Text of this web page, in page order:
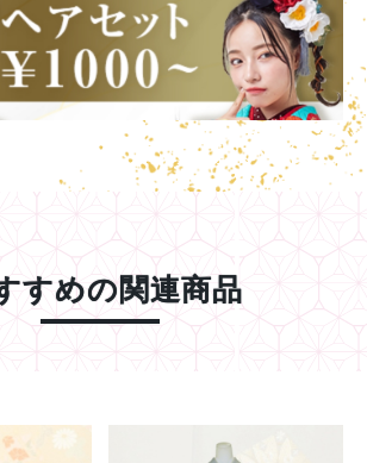
すめの関連商品